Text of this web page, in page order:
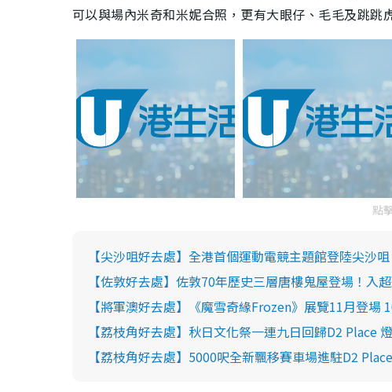
可以與場內米奇和米妮合照，更有大眼仔、毛毛及跳跳
點
【尖沙咀好去處】全港首個運動電競主題館登陸尖沙
【佐敦好去處】佐敦70年歷史三層唐樓鬼屋登場！入
【將軍澳好去處】《魔雪奇緣Frozen》展覽11月登
【荔枝角好去處】秋日文化祭一連九日回歸D2 Place
【荔枝角好去處】5000呎全新飄移賽車場進駐D2